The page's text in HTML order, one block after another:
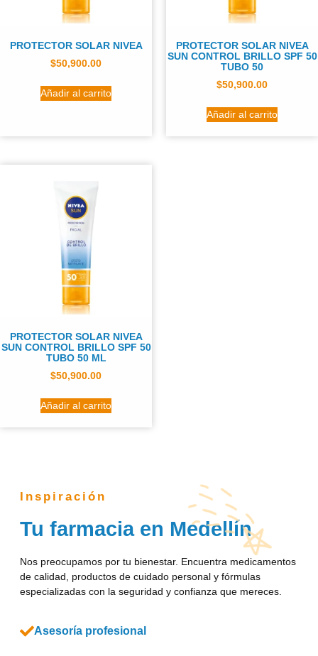
PROTECTOR SOLAR NIVEA
$50,900.00
Añadir al carrito
PROTECTOR SOLAR NIVEA
SUN CONTROL BRILLO SPF 50
TUBO 50
$50,900.00
Añadir al carrito
PROTECTOR SOLAR NIVEA
SUN CONTROL BRILLO SPF 50
TUBO 50 ML
$50,900.00
Añadir al carrito
Inspiración
Tu farmacia en Medellín
Nos preocupamos por tu bienestar. Encuentra medicamentos
de calidad, productos de cuidado personal y fórmulas
especializadas con la seguridad y confianza que mereces.
Asesoría profesional